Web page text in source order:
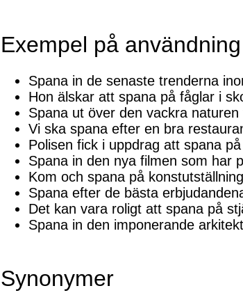
Exempel på användning
Spana in de senaste trenderna
Hon älskar att spana på fåglar i
Spana ut över den vackra
Vi ska spana efter en bra
Polisen fick i uppdrag att spana
Spana in den nya filmen som har
Kom och spana på
Spana efter de bästa
Det kan vara roligt att spana på
Spana in den imponerande
Synonymer